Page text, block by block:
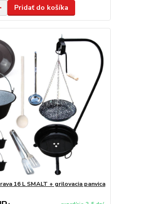
Pridať do košíka
16 L SMALT + grilovacia panvica